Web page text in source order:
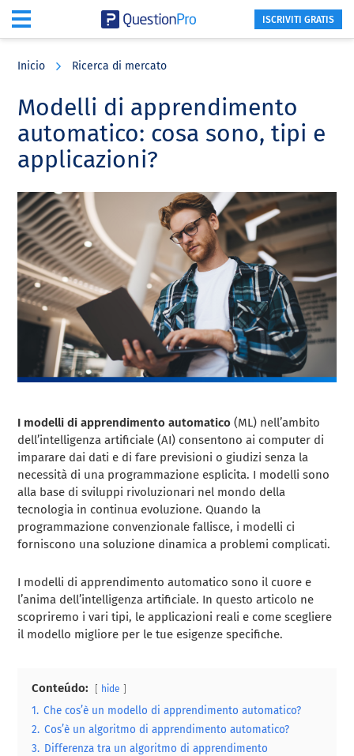
content
sidebar
ISCRIVITI GRATIS
Inicio Ricerca di mercato
Modelli di apprendimento
automatico: cosa sono, tipi e
applicazioni?
I modelli di apprendimento automatico (ML) nell’ambito
dell’intelligenza artificiale (AI) consentono ai computer di
imparare dai dati e di fare previsioni o giudizi senza la
necessità di una programmazione esplicita. I modelli sono
alla base di sviluppi rivoluzionari nel mondo della
tecnologia in continua evoluzione. Quando la
programmazione convenzionale fallisce, i modelli ci
forniscono una soluzione dinamica a problemi complicati.
I modelli di apprendimento automatico sono il cuore e
l’anima dell’intelligenza artificiale. In questo articolo ne
scopriremo i vari tipi, le applicazioni reali e come scegliere
il modello migliore per le tue esigenze specifiche.
Conteúdo: hide
1. Che cos’è un modello di apprendimento automatico?
2. Cos’è un algoritmo di apprendimento automatico?
3. Differenza tra un algoritmo di apprendimento